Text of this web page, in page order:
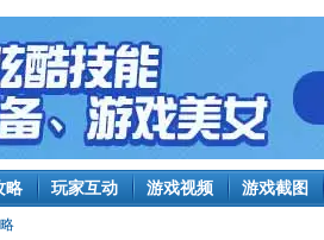
略 玩家互动 游戏视频 游戏截图